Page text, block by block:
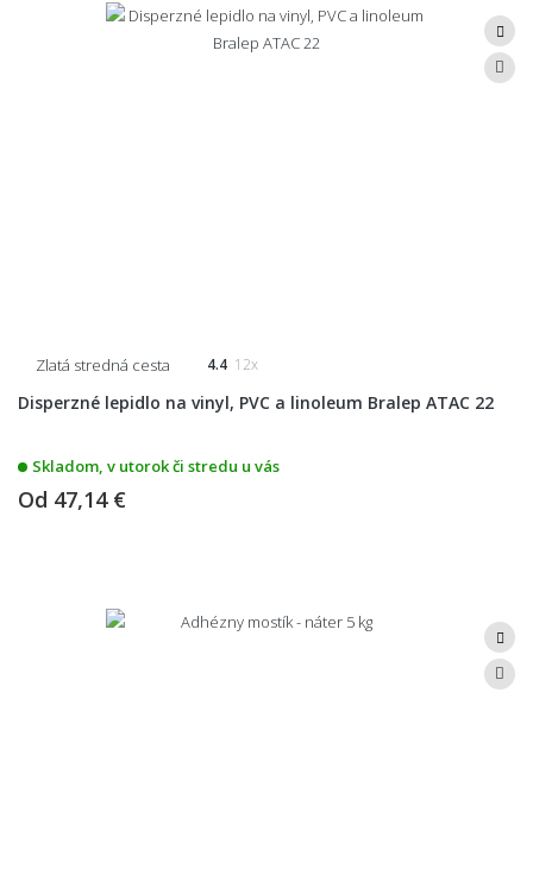
Zlatá stredná cesta 4.4 12x
Disperzné lepidlo na vinyl, PVC a linoleum Bralep ATAC 22
Skladom, v utorok či stredu u vás
Od 47,14 €